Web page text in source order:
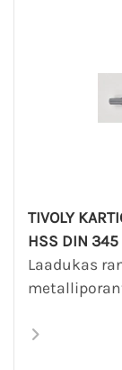
TIVOLY
HSS DIN 345
Laadukas